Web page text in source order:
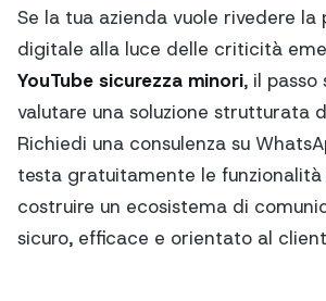
Se la tua azienda vuole rivedere
digitale alla luce delle criticità
YouTube sicurezza minori, il passo
valutare una soluzione strutturata
Richiedi una consulenza su
testa gratuitamente le funzionalità
costruire un ecosistema di
sicuro, efficace e orientato al